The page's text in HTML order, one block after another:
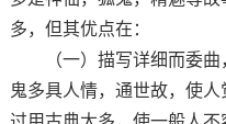
多，但其优点在：
（一）描写详细而委曲
鬼多具人情，通世故，使